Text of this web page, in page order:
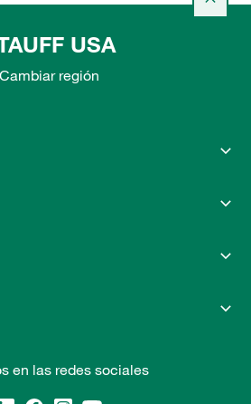
USA
Cambiar región
en las redes sociales